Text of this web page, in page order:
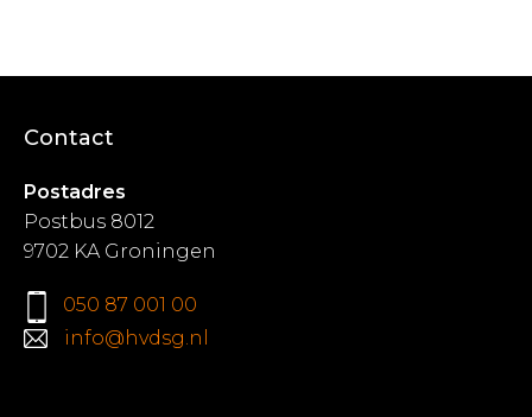
Contact
Postadres
Postbus 8012
9702 KA Groningen
050 87 001 00
info@hvdsg.nl